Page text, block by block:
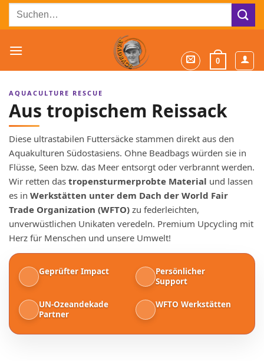
ZumSuchen
0
AQUACULTURE RESCUE
Aus tropischem Reissack
Diese ultrastabilen Futtersäcke stammen direkt aus den
Aquakulturen Südostasiens. Ohne Beadbags würden sie in
Flüsse, Seen bzw. das Meer entsorgt oder verbrannt werden.
Wir retten das tropensturmerprobte Material und lassen
es in Werkstätten unter dem Dach der World Fair
Trade Organization (WFTO) zu federleichten,
unverwüstlichen Unikaten veredeln. Premium Upcycling mit
Herz für Menschen und unsere Umwelt!
Geprüfter Impact
Persönlicher
Support
UN-Ozeandekade
Partner
WFTO Werkstätten